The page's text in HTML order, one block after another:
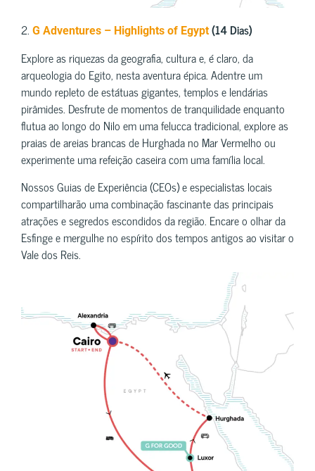
2. G Adventures – Highlights of Egypt (14 Dias)
Explore as riquezas da geografia, cultura e, é claro, da
arqueologia do Egito, nesta aventura épica. Adentre um
mundo repleto de estátuas gigantes, templos e lendárias
pirâmides. Desfrute de momentos de tranquilidade enquanto
flutua ao longo do Nilo em uma felucca tradicional, explore as
praias de areias brancas de Hurghada no Mar Vermelho ou
experimente uma refeição caseira com uma família local.
Nossos Guias de Experiência (CEOs) e especialistas locais
compartilharão uma combinação fascinante das principais
atrações e segredos escondidos da região. Encare o olhar da
Esfinge e mergulhe no espírito dos tempos antigos ao visitar o
Vale dos Reis.